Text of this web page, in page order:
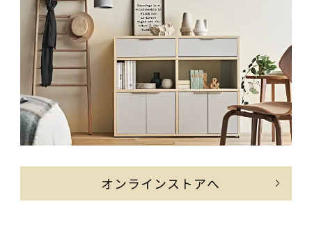
オンラインストアへ